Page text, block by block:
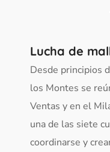
Lucha de
Desde principios
los Montes se
Ventas y en el
una de las siete
coordinarse y